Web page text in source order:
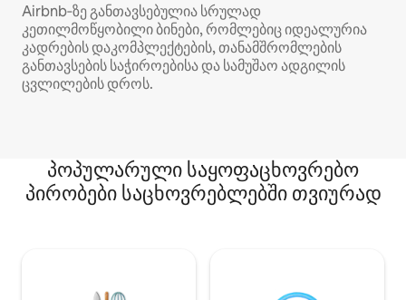
Airbnb‑ზე განთავსებულია სრულად
კეთილმოწყობილი ბინები, რომლებიც იდეალურია
კადრების დაკომპლექტების, თანამშრომლების
განთავსების საჭიროებისა და სამუშაო ადგილის
ცვლილების დროს.
პოპულარული საყოფაცხოვრებო
პირობები საცხოვრებლებში თვიურად